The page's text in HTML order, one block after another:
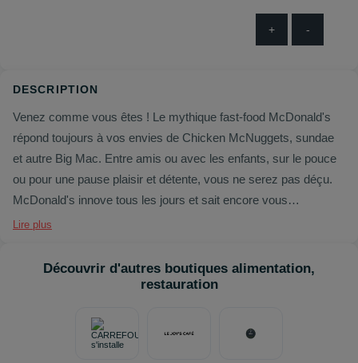
+ -
DESCRIPTION
Venez comme vous êtes ! Le mythique fast-food McDonald's
répond toujours à vos envies de Chicken McNuggets, sundae
et autre Big Mac. Entre amis ou avec les enfants, sur le pouce
ou pour une pause plaisir et détente, vous ne serez pas déçu.
McDonald's innove tous les jours et sait encore vous
surprendre : guettez les burgers en édition limitée et les offres
nouvelles glaces, vous allez vous régaler. Profitez aussi de
services qui vous simplifient la vie, comme le WiFi gratuit et
Lire plus
Découvrir d'autres boutiques alimentation,
restauration